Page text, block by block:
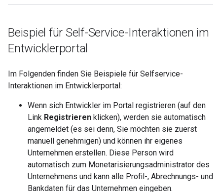
Beispiel für Self-Service-Interaktionen im
Entwicklerportal
Im Folgenden finden Sie Beispiele für Selfservice-
Interaktionen im Entwicklerportal:
Wenn sich Entwickler im Portal registrieren (auf den
Link Registrieren klicken), werden sie automatisch
angemeldet (es sei denn, Sie möchten sie zuerst
manuell genehmigen) und können ihr eigenes
Unternehmen erstellen. Diese Person wird
automatisch zum Monetarisierungsadministrator des
Unternehmens und kann alle Profil-, Abrechnungs- und
Bankdaten für das Unternehmen eingeben.